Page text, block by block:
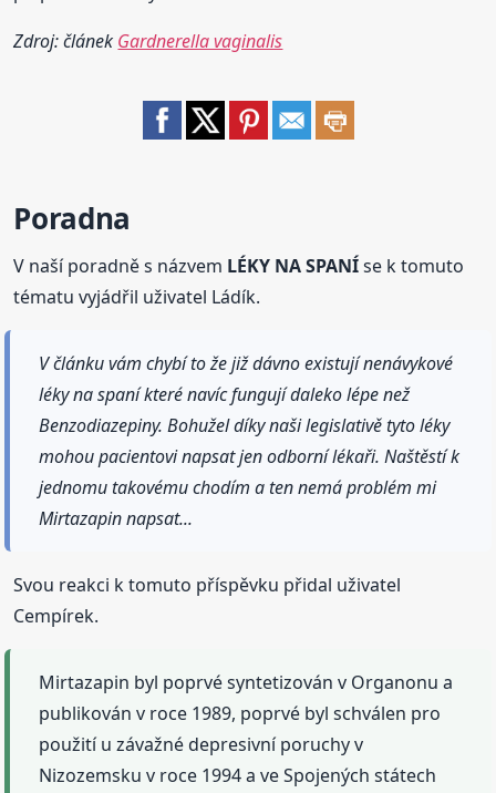
Zdroj: článek Gardnerella vaginalis
Poradna
V naší poradně s názvem LÉKY NA SPANÍse k tomuto
tématu vyjádřil uživatel Ládík.
V článku vám chybí to že již dávno existují nenávykové
léky na spaní které navíc fungují daleko lépe než
Benzodiazepiny. Bohužel díky naši legislativě tyto léky
mohou pacientovi napsat jen odborní lékaři. Naštěstí k
jednomu takovému chodím a ten nemá problém mi
Mirtazapin napsat...
Svou reakci k tomuto příspěvku přidal uživatel
Cempírek.
Mirtazapin byl poprvé syntetizován v Organonu a
publikován v roce 1989, poprvé byl schválen pro
použití u závažné depresivní poruchy v
Nizozemsku v roce 1994 a ve Spojených státech